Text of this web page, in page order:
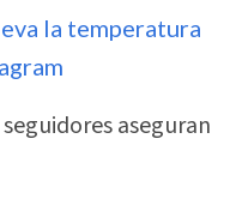
la temperatura
aseguran